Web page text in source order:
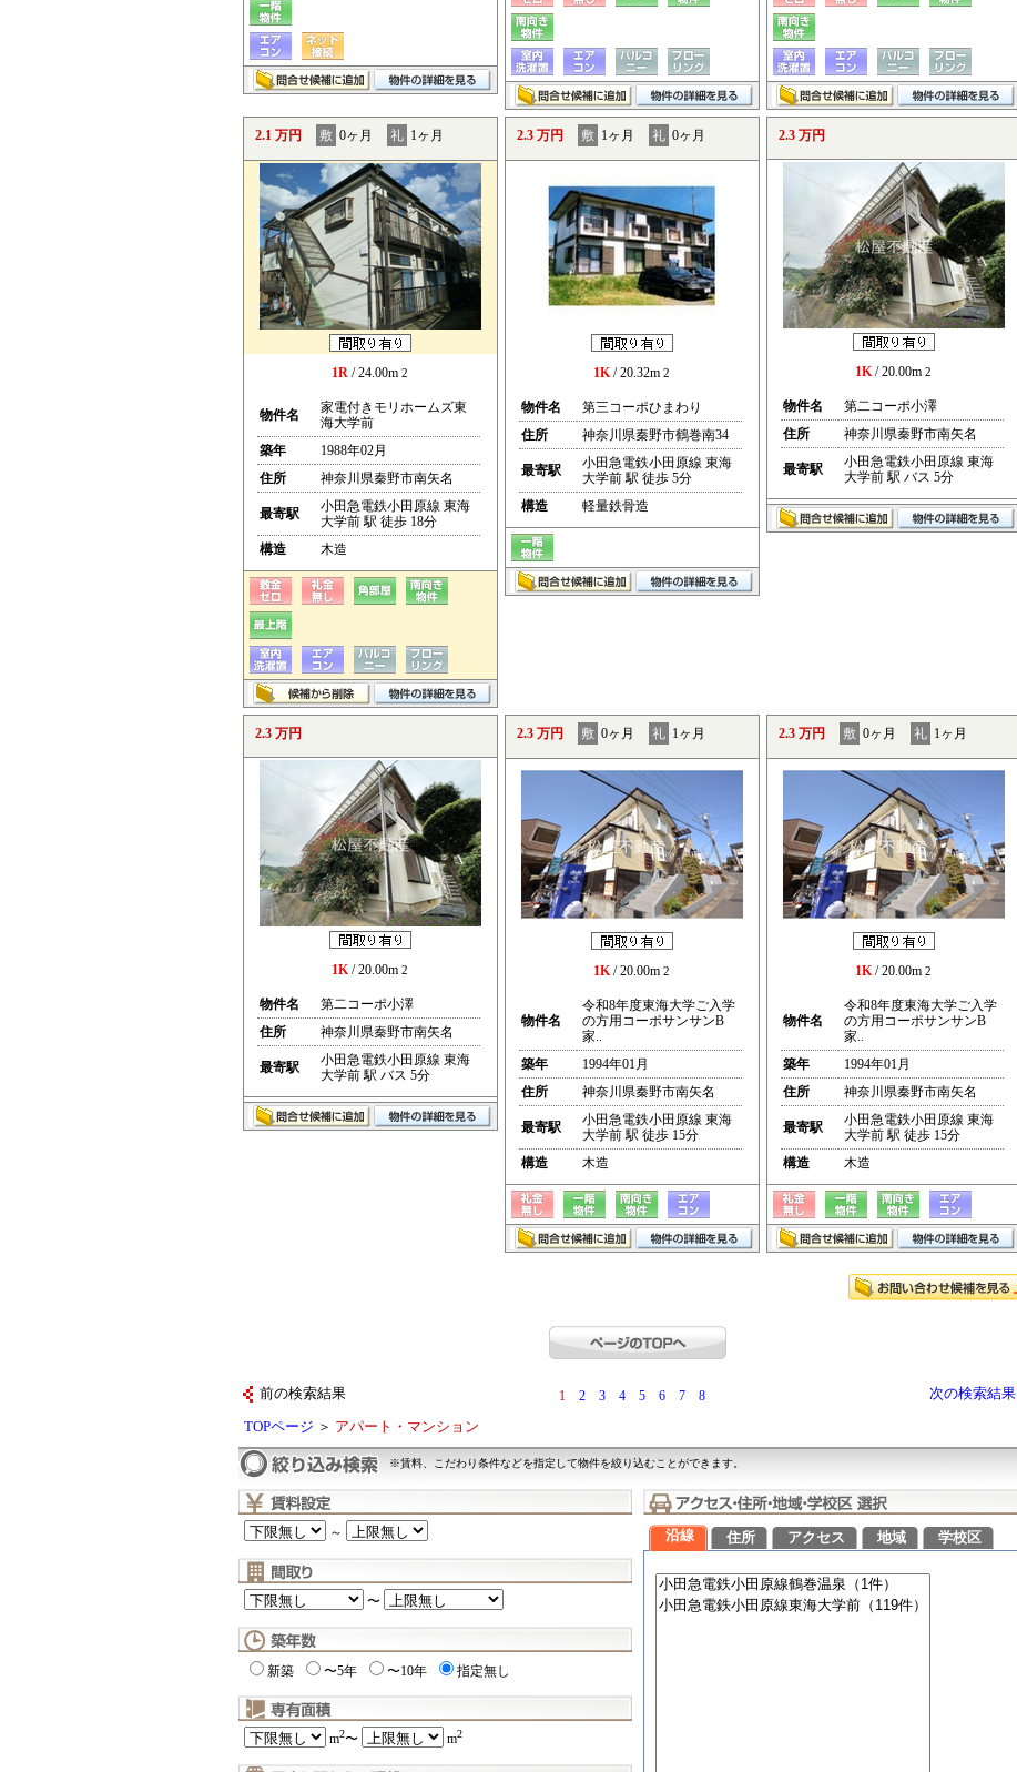
2.1 万円 敷 0ヶ月 礼 1ヶ月
1R / 24.00m 2
物件名
家電付きモリホームズ東
海大学前
築年
1988年02月
住所
神奈川県秦野市南矢名
最寄駅
小田急電鉄小田原線 東海
大学前 駅 徒歩 18分
構造
木造
2.3 万円 敷 1ヶ月 礼 0ヶ月
1K/ 20.32m 2
物件名
第三コーポひまわり
住所
神奈川県秦野市鶴巻南34
最寄駅
小田急電鉄小田原線 東海
大学前 駅 徒歩 5分
構造
軽量鉄骨造
2.3 万円
1K/ 20.00m 2
物件名
第二コーポ小澤
住所
神奈川県秦野市南矢名
最寄駅
小田急電鉄小田原線 東海
大学前 駅 バス 5分
2.3 万円
1K/ 20.00m 2
物件名
第二コーポ小澤
住所
神奈川県秦野市南矢名
最寄駅
小田急電鉄小田原線 東海
大学前 駅 バス 5分
2.3 万円 敷 0ヶ月 礼 1ヶ月
1K/ 20.00m 2
物件名
令和8年度東海大学ご入学
の方用コーポサンサンB
家..
築年
1994年01月
住所
神奈川県秦野市南矢名
最寄駅
小田急電鉄小田原線 東海
大学前 駅 徒歩 15分
構造
木造
2.3 万円 敷 0ヶ月 礼 1ヶ月
1K/ 20.00m 2
物件名
令和8年度東海大学ご入学
の方用コーポサンサンB
家..
築年
1994年01月
住所
神奈川県秦野市南矢名
最寄駅
小田急電鉄小田原線 東海
大学前 駅 徒歩 15分
構造
木造
前の検索結果 1 2 3 4 5 6 7 8 次の検索結果
TOPページ ＞ アパート・マンション
※賃料、こだわり条件などを指定して物件を絞り込むことができます。
～
〜
新築 〜5年 〜10年 指定無し
m2〜 m2
沿線 住所 アクセス 地域 学校区